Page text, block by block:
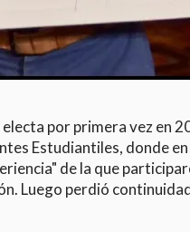
por primera vez en
Estudiantiles, donde
de la que
Luego perdió